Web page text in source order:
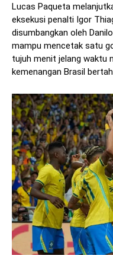
Lucas Paqueta
eksekusi penalti Igor
disumbangkan oleh
mampu mencetak satu
tujuh menit jelang waktu
kemenangan Brasil